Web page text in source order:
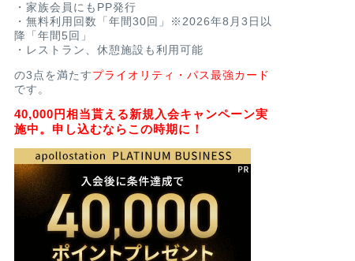
・家族会員にもPP発行
・無料利用回数「年間30回」※2026年8月3日以
降「年間5回」
・レストラン、休憩施設も利用可能
の3点を満たす プライオリティ・パス最強カード
です。
40,000円相当貰える新規入会キャンペーン実
施中。申し込むならこの時期に！